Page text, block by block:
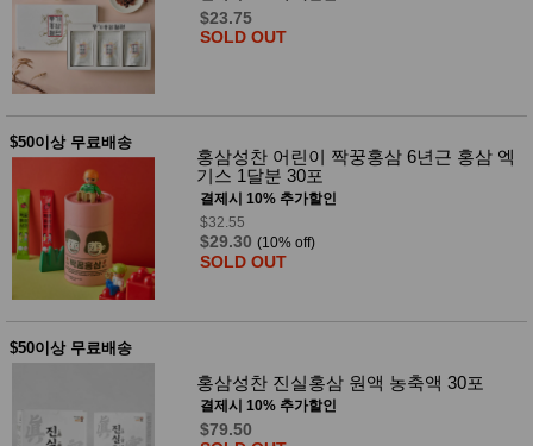
$23.75
SOLD OUT
$50이상 무료배송
홍삼성찬 어린이 짝꿍홍삼 6년근 홍삼 엑
기스 1달분 30포
결제시 10% 추가할인
$32.55
$29.30 (10% off)
SOLD OUT
$50이상 무료배송
홍삼성찬 진실홍삼 원액 농축액 30포
결제시 10% 추가할인
$79.50